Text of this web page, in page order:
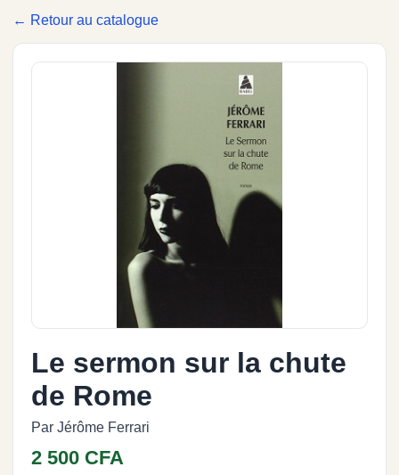
← Retour au catalogue
Le sermon sur la chute
de Rome
Par Jérôme Ferrari
2 500 CFA